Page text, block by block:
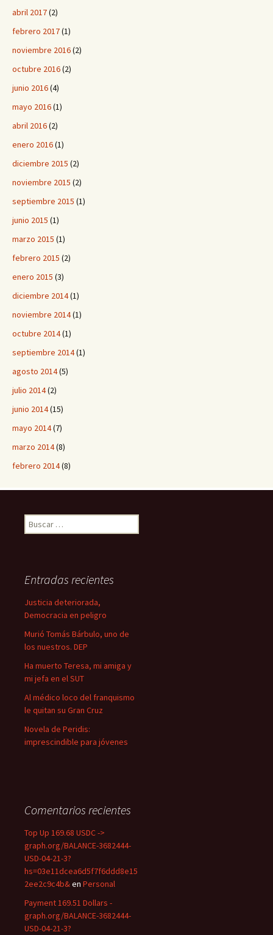
abril 2017(2)
febrero 2017(1)
noviembre 2016(2)
octubre 2016(2)
junio 2016(4)
mayo 2016(1)
abril 2016(2)
enero 2016(1)
diciembre 2015 (2)
noviembre 2015 (2)
septiembre 2015 (1)
junio 2015 (1)
marzo 2015 (1)
febrero 2015 (2)
enero 2015 (3)
diciembre 2014(1)
noviembre 2014(1)
octubre 2014(1)
septiembre 2014(1)
agosto 2014(5)
julio 2014(2)
junio 2014(15)
mayo 2014(7)
marzo 2014(8)
febrero 2014(8)
B
u
r
Entradas recientes
Justicia deteriorada,
Democracia en peligro
Murió Tomás Bárbulo, uno de
los nuestros. DEP
Ha muerto Teresa, mi amiga y
mi jefa en el SUT
Al médico loco del franquismo
le quitan su Gran Cruz
Novela de Peridis:
imprescindible para jóvenes
Comentarios recientes
Top Up 169.68 USDC ->
graph.org/BALANCE-3682444-
USD-04-21-3?
hs=03e11dcea6d5f7f6ddd8e15
2ee2c9c4b&en Personal
Payment 169.51 Dollars -
graph.org/BALANCE-3682444-
USD-04-21-3?